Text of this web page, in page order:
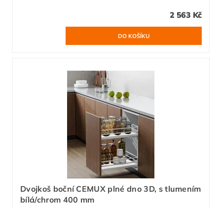
2 563 Kč
Dvojkoš boční CEMUX plné dno 3D, s tlumením
bílá/chrom 400 mm